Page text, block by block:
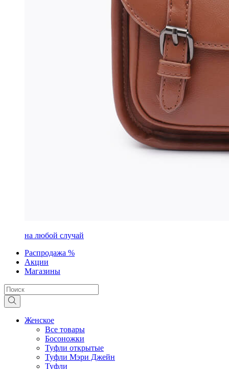
на любой случай
Распродажа %
Акции
Магазины
Женское
Все товары
Босоножки
Туфли открытые
Туфли Мэри Джейн
Туфли